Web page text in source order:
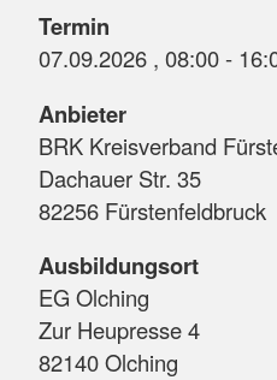
Termin
Anbieter
BRK Kreisverband
Dachauer Str. 35
82256 Fürstenfeldbruck
Ausbildungsort
EG Olching
Zur Heupresse 4
82140 Olching